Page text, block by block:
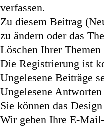
verfassen.
Zu diesem Beitrag
zu ändern oder das
Löschen Ihrer
Die Registrierung ist
Ungelesene Beiträge
Ungelesene
Sie können das
Wir geben Ihre E-